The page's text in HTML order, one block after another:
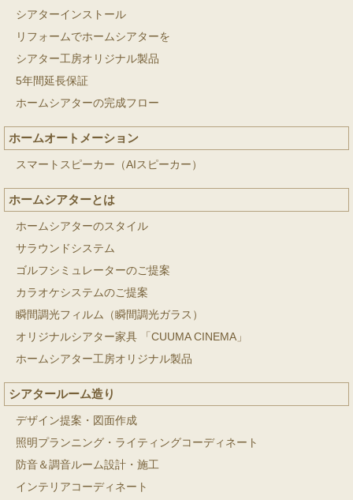
シアターインストール
リフォームでホームシアターを
シアター工房オリジナル製品
5年間延長保証
ホームシアターの完成フロー
ホームオートメーション
スマートスピーカー（AIスピーカー）
ホームシアターとは
ホームシアターのスタイル
サラウンドシステム
ゴルフシミュレーターのご提案
カラオケシステムのご提案
瞬間調光フィルム（瞬間調光ガラス）
オリジナルシアター家具 「CUUMA CINEMA」
ホームシアター工房オリジナル製品
シアタールーム造り
デザイン提案・図面作成
照明プランニング・ライティングコーディネート
防音＆調音ルーム設計・施工
インテリアコーディネート